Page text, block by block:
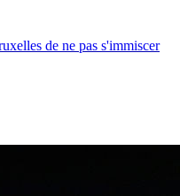
de ne pas s'immiscer